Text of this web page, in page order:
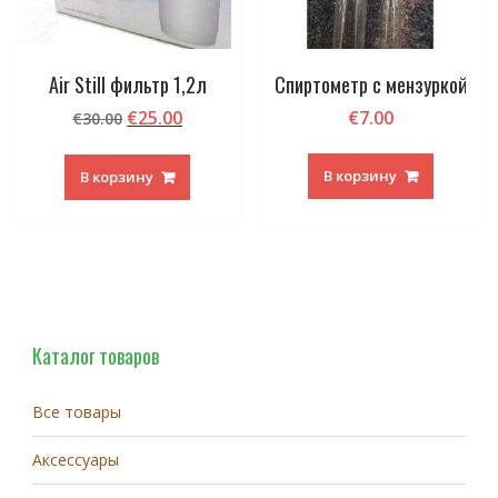
Air Still фильтр 1,2л
€30.00 Первоначальная
составляла
€30.00.
€25.00Текущая
В корзину
Спиртометр с мензуркой
€7.00
В корзину
Каталог товаров
Все товары
Аксессуары